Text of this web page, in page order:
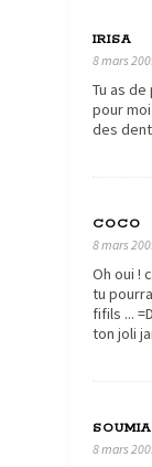
IRISA
8 mars
Tu as
pour
des
COCO
8 mars
Oh oui !
tu
fifils ...
ton joli
SOUMIA
8 mars